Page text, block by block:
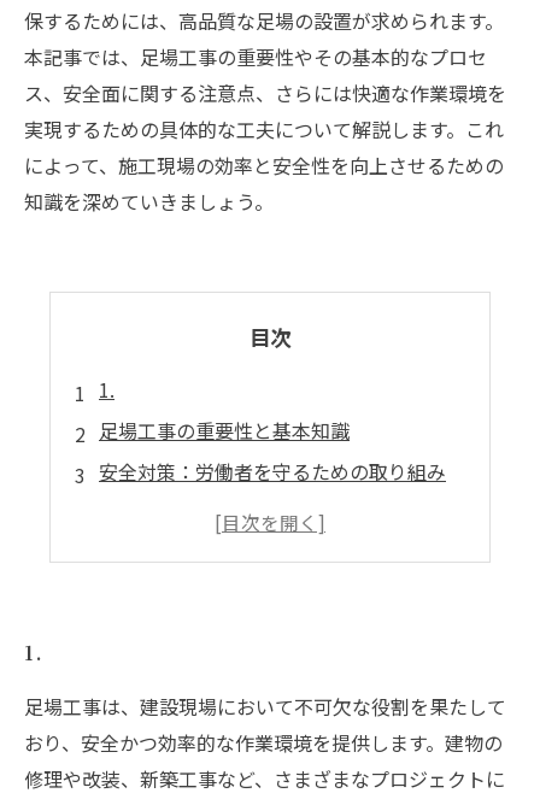
保するためには、高品質な足場の設置が求められます。
本記事では、足場工事の重要性やその基本的なプロセ
ス、安全面に関する注意点、さらには快適な作業環境を
実現するための具体的な工夫について解説します。これ
によって、施工現場の効率と安全性を向上させるための
知識を深めていきましょう。
目次
1.
足場工事の重要性と基本知識
安全対策：労働者を守るための取り組み
快適な作業環境を実現するための工夫
1.
足場工事は、建設現場において不可欠な役割を果たして
おり、安全かつ効率的な作業環境を提供します。建物の
修理や改装、新築工事など、さまざまなプロジェクトに